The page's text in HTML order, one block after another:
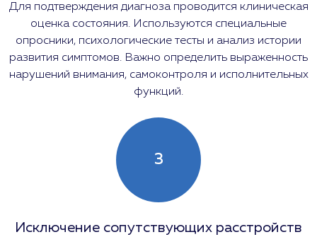
Для подтверждения диагноза проводится клиническая
оценка состояния. Используются специальные
опросники, психологические тесты и анализ истории
развития симптомов. Важно определить выраженность
нарушений внимания, самоконтроля и исполнительных
функций.
3
Исключение сопутствующих расстройств